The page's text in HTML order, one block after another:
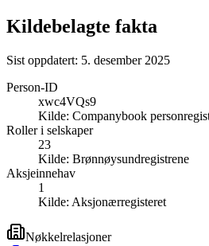
Kildebelagte fakta
Sist oppdatert: 5. desember 2025
Person-ID
xwc4VQs9
Kilde: Companybook
Roller i selskaper
23
Kilde: Brønnøysundregistrene
Aksjeinnehav
1
Kilde: Aksjonærregisteret
Nøkkelrelasjoner